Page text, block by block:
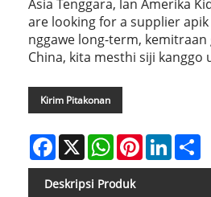
Asia Tenggara, lan Amerika
are looking for a supplier
nggawe long-term,
China, kita mesthi siji kanggo
Kirim Pitakonan
Facebook
X WhatsAppPinterestLinkedIn
Deskripsi Produk